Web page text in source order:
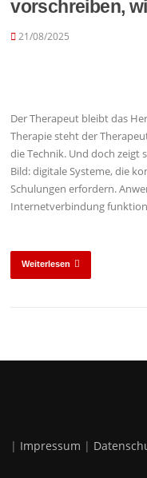
vorschreiben,
21/08/2025
Der Therapeut bleibt das
Therapie steht der
die Technik. Und doch zeigt
Bild: digitale Systeme, die
Schulungen erfordern.
Internetverbindung
Weiterlesen
| Impressum |